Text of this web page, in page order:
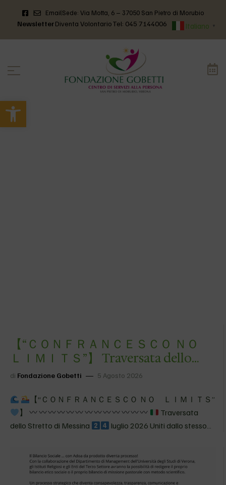
Apri la barra degli strumenti
EmailSede: Via Motta, 6 – 37050 San Pietro di Morubio
NewsletterDiventa VolontarioTel: 045 7144006 Italiano ▼
【 “ＣＯＮＦＲＡＮＣＥＳＣＯ ＮＯ
ＬＩＭＩＴＳ”】 Traversata dello
Stretto di Messina
4&#…
di Fondazione Gobetti 5 Agosto 2026
【 “ＣＯＮＦＲＡＮＣＥＳＣＯ ＮＯ ＬＩＭＩＴＳ”
】
Traversata
dello Stretto di Messina
luglio 2026 Uniti dallo stesso
CROWDFUNDING –
【 “ＣＯＮＦＲＡＮＣＥＳＣＯ Ｎ
Ｏ ＬＩＭＩＴＳ”
Sostieni il progetto #ＣＯＮ